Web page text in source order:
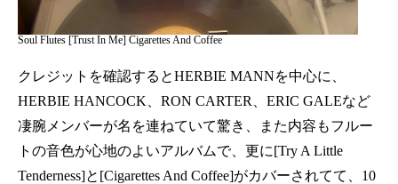
Soul Flutes [Trust In Me] Cigarettes And Coffee
クレジットを確認するとHERBIE MANNを中心に、
HERBIE HANCOCK、RON CARTER、ERIC GALEなど
凄腕メンバーが名を連ねていて驚き、また内容もフルー
トの音色が心地のよいアルバムで、更に[Try A Little
Tenderness]と[Cigarettes And Coffee]がカバーされてて、10